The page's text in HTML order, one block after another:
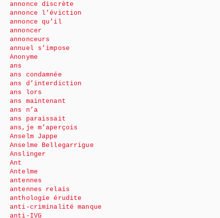
annonce discrète
annonce l’éviction
annonce qu’il
annoncer
annonceurs
annuel s’impose
Anonyme
ans
ans condamnée
ans d’interdiction
ans lors
ans maintenant
ans n’a
ans paraissait
ans,je m’aperçois
Anselm Jappe
Anselme Bellegarrigue
Anslinger
Ant
Antelme
antennes
antennes relais
anthologie érudite
anti-criminalité manque
anti-IVG